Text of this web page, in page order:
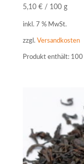
5,10 €/ 100 g
inkl. 7 % MwSt.
zzgl. Versandkosten
Produkt enthält: 100